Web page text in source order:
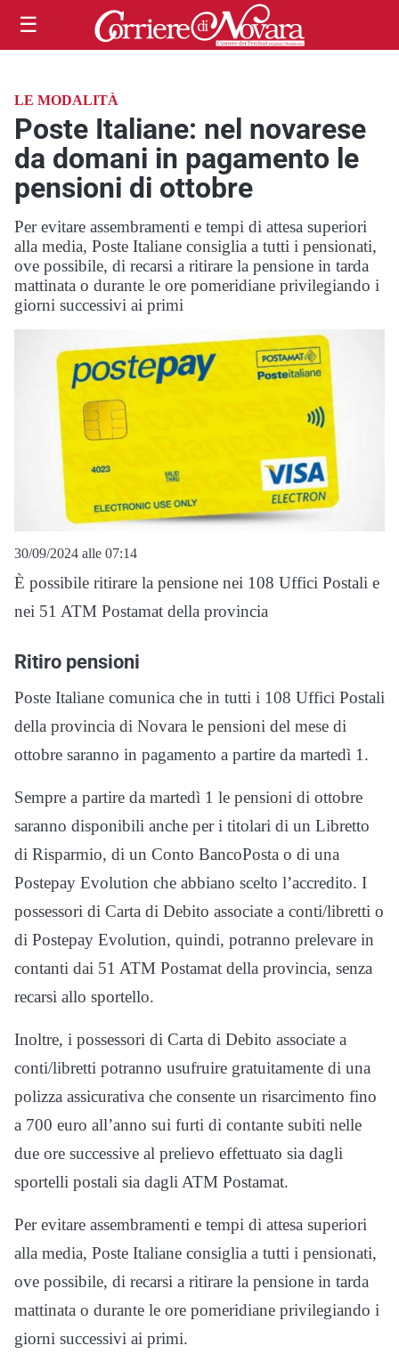
☰
LE MODALITÀ
Poste Italiane: nel novarese
da domani in pagamento le
pensioni di ottobre
Per evitare assembramenti e tempi di attesa superiori
alla media, Poste Italiane consiglia a tutti i pensionati,
ove possibile, di recarsi a ritirare la pensione in tarda
mattinata o durante le ore pomeridiane privilegiando i
giorni successivi ai primi
30/09/2024 alle 07:14
È possibile ritirare la pensione nei 108 Uffici Postali e
nei 51 ATM Postamat della provincia
Ritiro pensioni
Poste Italiane comunica che in tutti i 108 Uffici Postali
della provincia di Novara le pensioni del mese di
ottobre saranno in pagamento a partire da martedì 1.
Sempre a partire da martedì 1 le pensioni di ottobre
saranno disponibili anche per i titolari di un Libretto
di Risparmio, di un Conto BancoPosta o di una
Postepay Evolution che abbiano scelto l’accredito. I
possessori di Carta di Debito associate a conti/libretti o
di Postepay Evolution, quindi, potranno prelevare in
contanti dai 51 ATM Postamat della provincia, senza
recarsi allo sportello.
Inoltre, i possessori di Carta di Debito associate a
conti/libretti potranno usufruire gratuitamente di una
polizza assicurativa che consente un risarcimento fino
a 700 euro all’anno sui furti di contante subiti nelle
due ore successive al prelievo effettuato sia dagli
sportelli postali sia dagli ATM Postamat.
Per evitare assembramenti e tempi di attesa superiori
alla media, Poste Italiane consiglia a tutti i pensionati,
ove possibile, di recarsi a ritirare la pensione in tarda
mattinata o durante le ore pomeridiane privilegiando i
giorni successivi ai primi.